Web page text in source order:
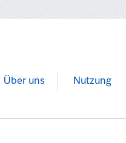
Über uns Nutzung